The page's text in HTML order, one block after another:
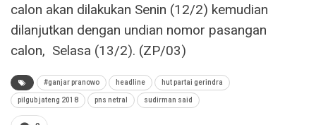
calon akan dilakukan Senin (12/2) kemudian
dilanjutkan dengan undian nomor pasangan
calon, Selasa (13/2). (ZP/03)
#ganjar pranowo headline hut partai gerindra
pilgub jateng 2018 pns netral sudirman said